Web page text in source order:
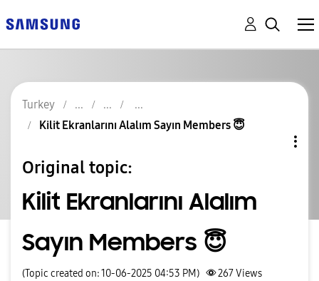
Turkey
Kilit Ekranlarını Alalım Sayın Members 😇
Original topic:
Kilit Ekranlarını Alalım
Sayın Members 😇
(Topic created on: 10-06-2025 04:53 PM) 267Views